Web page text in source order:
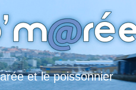
et le poissonnier